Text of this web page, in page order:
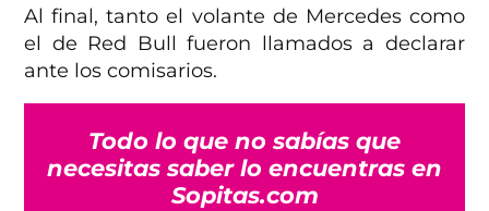
Al final, tanto el volante de Mercedes como
el de Red Bull fueron llamados a declarar
ante los comisarios.
Todo lo que no sabías que
necesitas saber lo encuentras en
Sopitas.com